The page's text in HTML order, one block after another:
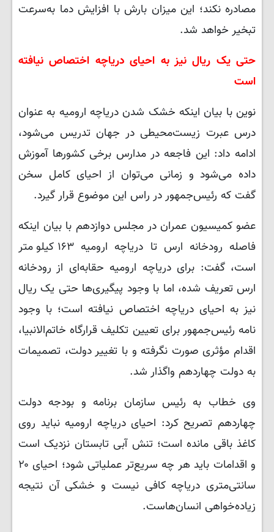
مصادره نکند؛ این میزان بارش با افزایش دما به‌سرعت
تبخیر خواهد شد.
حتی یک ریال نیز به احیای دریاچه اختصاص نیافته
است
نوین با بیان اینکه خشک شدن دریاچه ارومیه به عنوان
درس عبرت زیست‌محیطی در جهان تدریس می‌شود،
ادامه داد: این فاجعه در مدارس برخی کشورها آموزش
داده می‌شود و زمانی می‌توان از احیای کامل سخن
گفت که رئیس‌جمهور در راس این موضوع قرار گیرد.
عضو کمیسیون عمران در مجلس دوازدهم با بیان اینکه
فاصله رودخانه ارس تا دریاچه ارومیه ۱۶۳ کیلومتر
است، گفت: برای دریاچه ارومیه حقابه‌ای از رودخانه
ارس تعریف شده، اما با وجود پیگیری‌ها حتی یک ریال
نیز به احیای دریاچه اختصاص نیافته است؛ با وجود
نامه رئیس‌جمهور برای تعیین تکلیف قرارگاه خاتم‌الانبیا،
اقدام مؤثری صورت نگرفته و با تغییر دولت، تصمیمات
به دولت چهاردهم واگذار شد.
وی خطاب به رئیس سازمان برنامه و بودجه دولت
چهاردهم تصریح کرد: احیای دریاچه ارومیه نباید روی
کاغذ باقی مانده است؛ تنش آبی تابستان نزدیک است
و اقدامات باید هر چه سریع‌تر عملیاتی شود؛ احیای ۲۰
سانتی‌متری دریاچه کافی نیست و خشکی آن نتیجه
زیاده‌خواهی انسان‌هاست.